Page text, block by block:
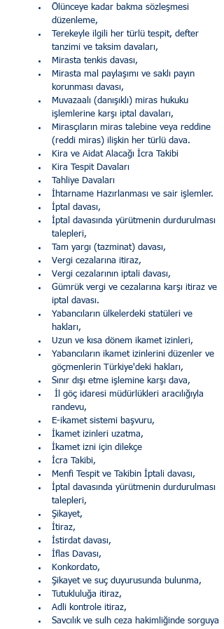
Ölünceye kadar bakma sözleşmesi
düzenleme,
Terekeyle ilgili her türlü tespit, defter
tanzimi ve taksim davaları,
Mirasta tenkis davası,
Mirasta mal paylaşımı ve saklı payın
korunması davası,
Muvazaalı (danışıklı) miras hukuku
işlemlerine karşı iptal davaları,
Mirasçıların miras talebine veya reddine
(reddi miras) ilişkin her türlü dava.
Kira ve Aidat Alacağı İcra Takibi
Kira Tespit Davaları
Tahliye Davaları
İhtarname Hazırlanması ve sair işlemler.
İptal davası,
İptal davasında yürütmenin durdurulması
talepleri,
Tam yargı (tazminat) davası,
Vergi cezalarına itiraz,
Vergi cezalarının iptali davası,
Gümrük vergi ve cezalarına karşı itiraz ve
iptal davası.
Yabancıların ülkelerdeki statüleri ve
hakları,
Uzun ve kısa dönem ikamet izinleri,
Yabancıların ikamet izinlerini düzenler ve
göçmenlerin Türkiye'deki hakları,
Sınır dışı etme işlemine karşı dava,
randevu,
E-ikamet sistemi başvuru,
İkamet izinleri uzatma,
İkamet izni için dilekçe
İcra Takibi,
Menfi Tespit ve Takibin İptali davası,
İptal davasında yürütmenin durdurulması
talepleri,
Şikayet,
İtiraz,
İstirdat davası,
İflas Davası,
Konkordato,
Şikayet ve suç duyurusunda bulunma,
Tutukluluğa itiraz,
Adli kontrole itiraz,
Savcılık ve sulh ceza hakimliğinde sorguya